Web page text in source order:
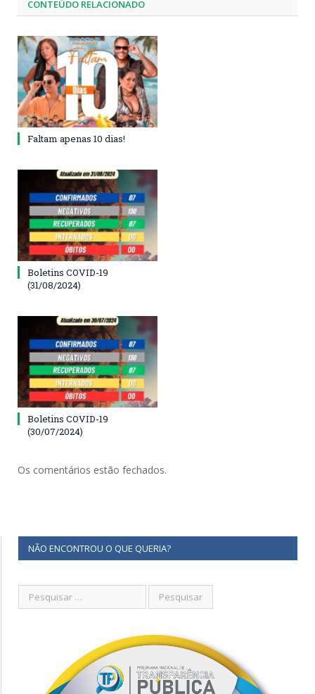
CONTEÚDO RELACIONADO
Faltam apenas 10 dias!
Boletins COVID-19
(31/08/2024)
Boletins COVID-19
(30/07/2024)
Os comentários estão fechados.
NÃO ENCONTROU O QUE QUERIA?